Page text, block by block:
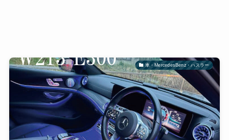
車・MercedesBenz・ハスラー